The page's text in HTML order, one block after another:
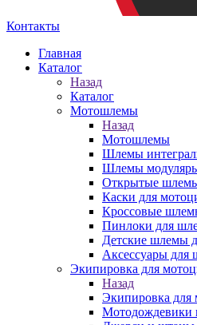
Контакты
Главная
Каталог
Назад
Каталог
Мотошлемы
Назад
Мотошлемы
Шлемы
Шлемы
Открытые
Каски для
Кроссовые
Пинлоки для
Детские шлемы
Аксессуары для
Экипировка для
Назад
Экипировка для
Мотодождевики